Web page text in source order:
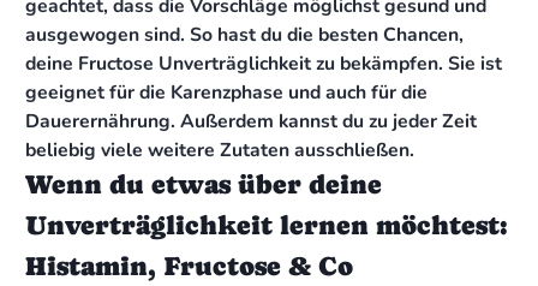
geachtet, dass die Vorschläge möglichst gesund und
ausgewogen sind. So hast du die besten Chancen,
deine Fructose Unverträglichkeit zu bekämpfen. Sie ist
geeignet für die Karenzphase und auch für die
Dauerernährung. Außerdem kannst du zu jeder Zeit
beliebig viele weitere Zutaten ausschließen.
Wenn du etwas über deine
Unverträglichkeit lernen möchtest:
Histamin, Fructose & Co